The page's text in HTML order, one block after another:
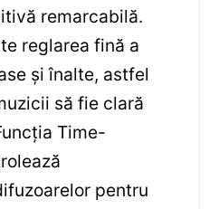
remarcabilă.
reglarea fină a
și înalte, astfel
să fie clară
Time-
pentru